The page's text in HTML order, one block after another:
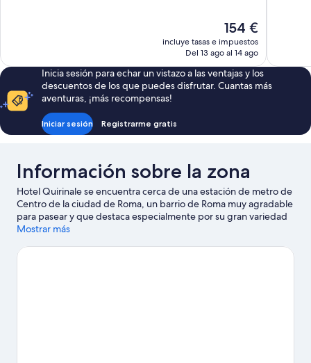
El
precio
actual
de
154 €
154 €
incluye tasas e impuestos
Del 13 ago al 14 ago
Inicia sesión para echar un vistazo a las ventajas y los
descuentos de los que puedes disfrutar. Cuantas más
aventuras, ¡más recompensas!
Iniciar sesión Registrarme gratis
Información sobre la zona
Hotel Quirinale se encuentra cerca de una estación de metro de
Centro de la ciudad de Roma, un barrio de Roma muy agradable
para pasear y que destaca especialmente por su gran variedad
de tiendas. Además de visitar lugares emblemáticos como Plaza
de naturaleza en Villa Borghese. También merece la pena
Mostrar más